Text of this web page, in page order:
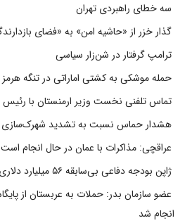
سه خطای راهبردی تهران
گذار خزر از «حاشیه امن» به «فضای
ترامپ گرفتار در شن‌زار سیاسی
حمله موشکی به کشتی اماراتی در تنگه هرمز
تماس تلفنی نخست وزیر ارمنستان با رئیس
هشدار حماس نسبت به تشدید شهرک‌سازی
عراقچی: مذاکرات با عمان در حال انجام است
ژاپن بودجه دفاعی بی‌سابقه ۵۶ میلیارد دلاری را در نظر دارد
عضو سازمان بدر: حملات به عربستان از
انجام شد